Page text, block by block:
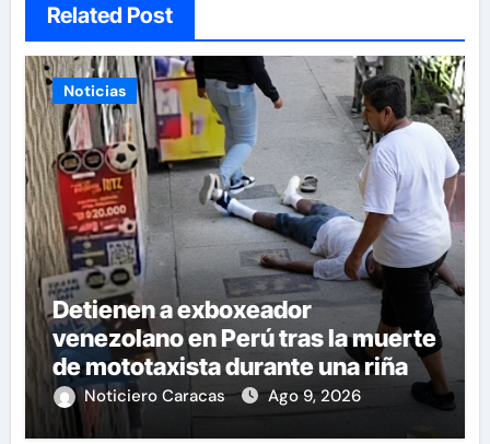
Related Post
Noticias
Detienen a exboxeador
venezolano en Perú tras la muerte
de mototaxista durante una riña
Noticiero Caracas Ago 9, 2026